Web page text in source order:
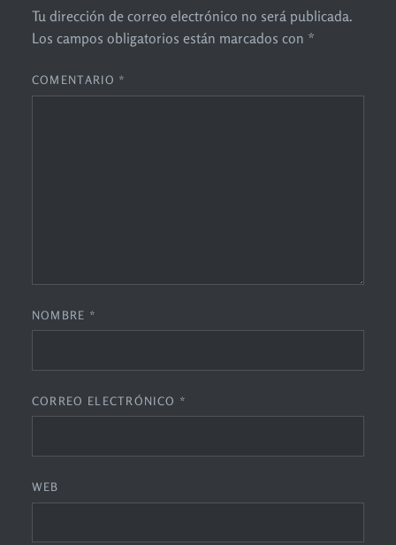
Tu dirección de correo electrónico no será publicada.
Los campos obligatorios están marcados con *
COMENTARIO *
NOMBRE *
CORREO ELECTRÓNICO *
WEB